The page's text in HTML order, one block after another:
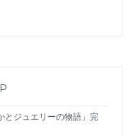
とジュエリーの物語」完